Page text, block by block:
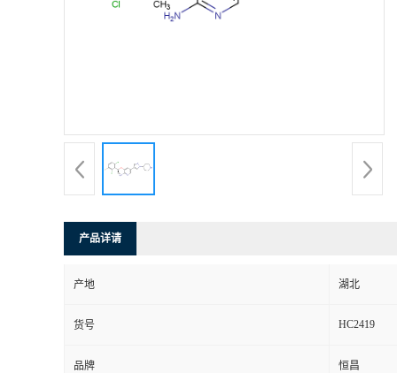
产品详请
产地 湖北
货号 HC2419
品牌 恒昌